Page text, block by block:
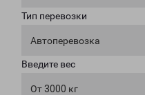
Тип перевозки
Автоперевозка
Введите вес
От 3000 кг